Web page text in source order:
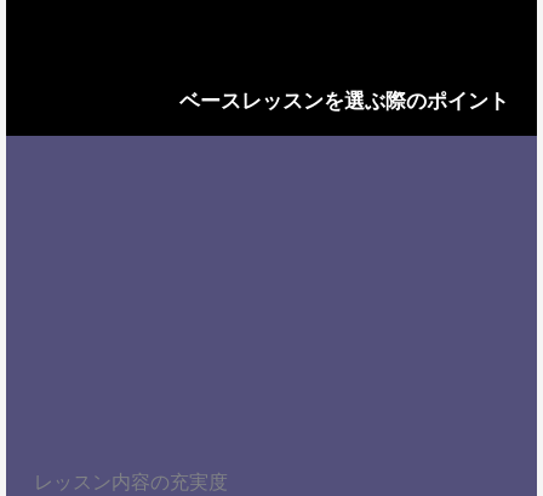
ベースレッスンを選ぶ際のポイント
レッスン内容の充実度